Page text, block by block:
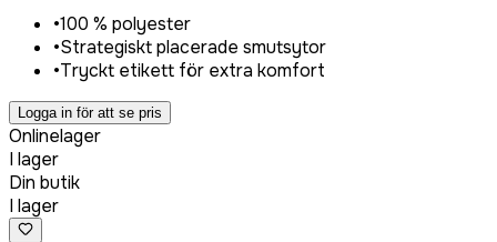
•100 % polyester
•Strategiskt placerade smutsytor
•Tryckt etikett för extra komfort
Logga in för att se pris
Onlinelager
I lager
Din butik
I lager